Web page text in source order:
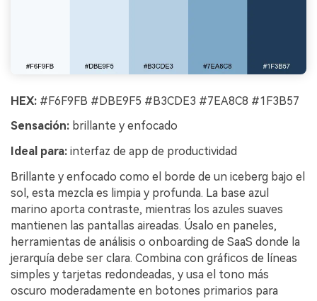
HEX: #F6F9FB #DBE9F5 #B3CDE3 #7EA8C8 #1F3B57
Sensación: brillante y enfocado
Ideal para: interfaz de app de productividad
Brillante y enfocado como el borde de un iceberg bajo el
sol, esta mezcla es limpia y profunda. La base azul
marino aporta contraste, mientras los azules suaves
mantienen las pantallas aireadas. Úsalo en paneles,
herramientas de análisis o onboarding de SaaS donde la
jerarquía debe ser clara. Combina con gráficos de líneas
simples y tarjetas redondeadas, y usa el tono más
oscuro moderadamente en botones primarios para